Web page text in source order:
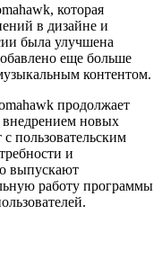
которая
в дизайне и
была улучшена
еще больше
контентом.
продолжает
новых
пользовательским
и
выпускают
работу программы